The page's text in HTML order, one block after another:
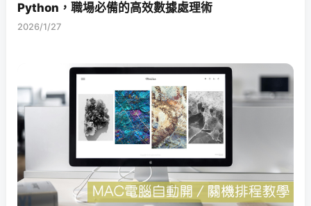
Python，職場必備的高效數據處理術
2026/1/27